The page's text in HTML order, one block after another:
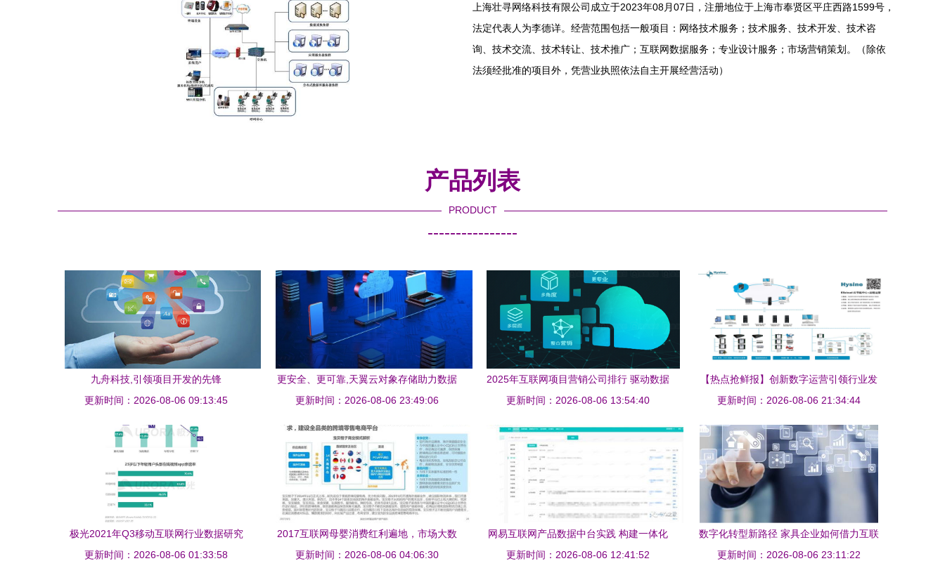
上海壮寻网络科技有限公司成立于2023年08月07日，注册地位于上海市奉贤区平庄西路1599号，
法定代表人为李德详。经营范围包括一般项目：网络技术服务；技术服务、技术开发、技术咨
询、技术交流、技术转让、技术推广；互联网数据服务；专业设计服务；市场营销策划。（除依
法须经批准的项目外，凭营业执照依法自主开展经营活动）
产品列表
PRODUCT
----------------
九舟科技,引领项目开发的先锋
更新时间：2026-08-06 09:13:45
更安全、更可靠,天翼云对象存储助力数据
高效存储与管理
更新时间：2026-08-06 23:49:06
2025年互联网项目营销公司排行 驱动数据
服务的新引擎
更新时间：2026-08-06 13:54:40
【热点抢鲜报】创新数字运营引领行业发
展，和欣运达亮相智能建筑展智领未来
更新时间：2026-08-06 21:34:44
极光2021年Q3移动互联网行业数据研究
报告 趋势与洞察
更新时间：2026-08-06 01:33:58
2017互联网母婴消费红利遍地，市场大数
据告诉你该怎么领取
更新时间：2026-08-06 04:06:30
网易互联网产品数据中台实践 构建一体化
数据服务新范式
更新时间：2026-08-06 12:41:52
数字化转型新路径 家具企业如何借力互联
网数据服务打造智能工厂
更新时间：2026-08-06 23:11:22